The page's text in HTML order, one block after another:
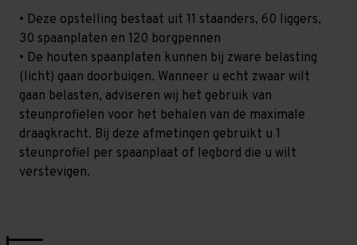
• Deze opstelling bestaat uit 11 staanders, 60 liggers,
30 spaanplaten en 120 borgpennen
• De houten spaanplaten kunnen bij zware belasting
(licht) gaan doorbuigen. Wanneer u echt zwaar wilt
gaan belasten, adviseren wij het gebruik van
steunprofielen voor het behalen van de maximale
draagkracht. Bij deze afmetingen gebruikt u 1
steunprofiel per spaanplaat of legbord die u wilt
verstevigen.